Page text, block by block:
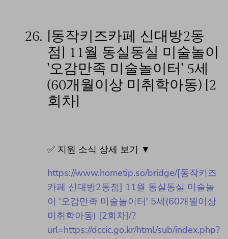
26. [동작키즈카페 신대방2동
점] 11월 동실동실 미술놀이
'오감만족 미술놀이터' 5세
(60개월이상 미취학아동) [2
회차]
✅ 지원 소식 상세 보기 ▼
https://www.hometip.so/bridge/[동작키즈
카페 신대방2동점] 11월 동실동실 미술놀
이 '오감만족 미술놀이터' 5세(60개월이상
미취학아동) [2회차]/?
url=https://dccic.go.kr/html/sub/index.php?